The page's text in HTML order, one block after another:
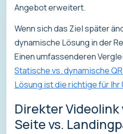
Angebot erweitert.
Wenn sich das Ziel später
dynamische Lösung in der
Einen umfassenderen
Statische vs. dynamische
Lösung ist die richtige für Ihr
Direkter Videolink
Seite vs.